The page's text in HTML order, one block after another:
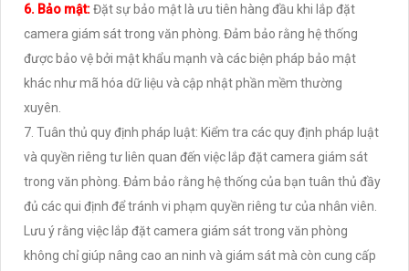
6. Bảo mật:Đặt sự bảo mật là ưu tiên hàng đầu khi lắp đặt
camera giám sát trong văn phòng. Đảm bảo rằng hệ thống
được bảo vệ bởi mật khẩu mạnh và các biện pháp bảo mật
khác như mã hóa dữ liệu và cập nhật phần mềm thường
xuyên.
7. Tuân thủ quy định pháp luật: Kiểm tra các quy định pháp luật
và quyền riêng tư liên quan đến việc lắp đặt camera giám sát
trong văn phòng. Đảm bảo rằng hệ thống của bạn tuân thủ đầy
đủ các qui định để tránh vi phạm quyền riêng tư của nhân viên.
Lưu ý rằng việc lắp đặt camera giám sát trong văn phòng
không chỉ giúp nâng cao an ninh và giám sát mà còn cung cấp